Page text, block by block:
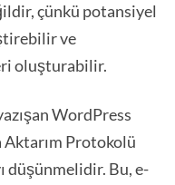
çünkü potansiyel
ve
oluşturabilir.
WordPress
Protokolü
düşünmelidir. Bu, e-